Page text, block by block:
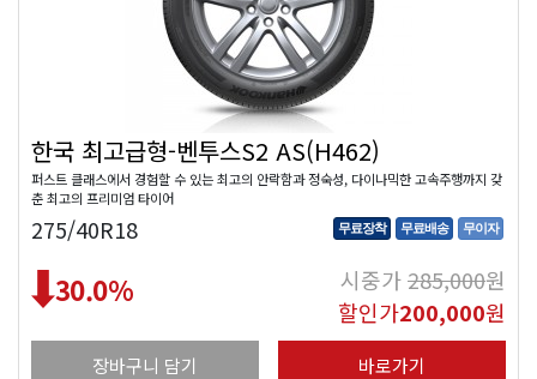
한국 최고급형-벤투스S2 AS(H462)
퍼스트 클래스에서 경험할 수 있는 최고의 안락함과 정숙성, 다이나믹한 고속주행까지 갖
춘 최고의 프리미엄 타이어
275/40R18 무료장착 무료배송 무이자
30.0% 시중가285,000원
할인가200,000원
장바구니 담기 바로가기